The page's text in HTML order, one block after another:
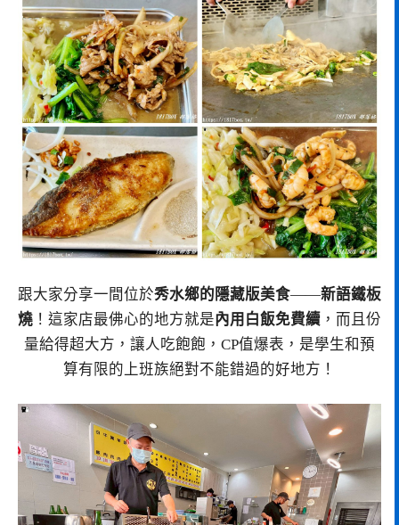
跟大家分享一間位於秀水鄉的隱藏版美食——新語鐵板
燒 ！這家店最佛心的地方就是內用白飯免費續 ，而且份
量給得超大方，讓人吃飽飽，CP值爆表，是學生和預
算有限的上班族絕對不能錯過的好地方！